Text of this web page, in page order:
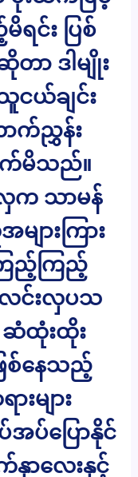
င်း ပြစ်
ာ ဒါမျိုး
ငယ်ချင်း
က်ညွှန်း
မိသည်။
သာမန်
ားကြား
ည့်ကြည့်
င်းလှပသ
ဆံထုံးထိုး
ြစ်နေသည့်
များ
ပ်ပြောနိုင်
ာလေးနှင့်